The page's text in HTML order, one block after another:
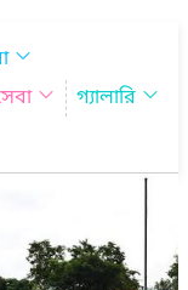
গ্যালারি